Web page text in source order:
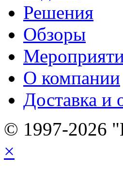
Решения
Обзоры
О компании
Доставка и
© 1997-2026
×